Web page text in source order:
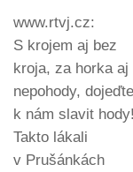
www.rtvj.cz:
S krojem aj bez
kroja, za horka aj
nepohody, dojeďte
k nám slavit hody!
Takto lákali
v Prušánkách